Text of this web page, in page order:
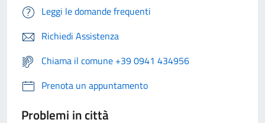
Leggi le domande frequenti
Richiedi Assistenza
Chiama il comune +39 0941 434956
Prenota un appuntamento
Problemi in città